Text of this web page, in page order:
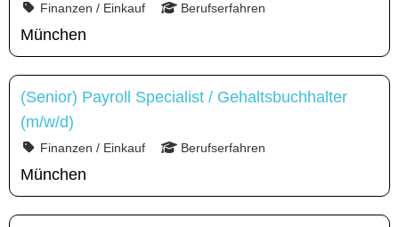
Finanzen / Einkauf Berufserfahren
München
(Senior) Payroll Specialist / Gehaltsbuchhalter
(m/w/d)
Finanzen / Einkauf Berufserfahren
München